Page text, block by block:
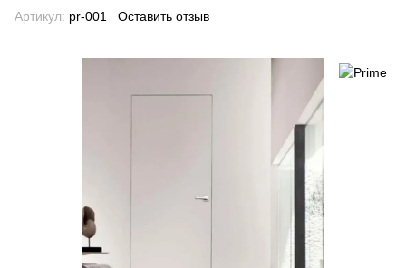
Артикул: pr-001 Оставить отзыв